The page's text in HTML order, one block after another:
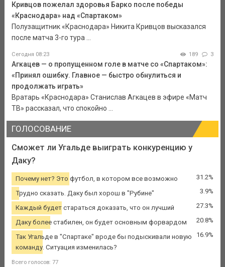
Кривцов пожелал здоровья Барко после победы
«Краснодара» над «Спартаком»
Полузащитник «Краснодара» Никита Кривцов высказался
после матча 3-го тура ...
Сегодня 08:23 189 3
Агкацев — о пропущенном голе в матче со «Спартаком»:
«Принял ошибку. Главное — быстро обнулиться и
продолжать играть»
Вратарь «Краснодара» Станислав Агкацев в эфире «Матч
ТВ» рассказал, что спокойно ...
ГОЛОСОВАНИЕ
Сможет ли Угальде выиграть конкуренцию у
Даку?
Почему нет? Это футбол, в котором все возможно 31.2%
Трудно сказать. Даку был хорош в "Рубине" 3.9%
Каждый будет стараться доказать, что он лучший 27.3%
Даку более стабилен, он будет основным форвардом 20.8%
Так Угальде в "Спартаке" вроде бы подыскивали новую
команду. Ситуация изменилась?
16.9%
Всего голосов: 77